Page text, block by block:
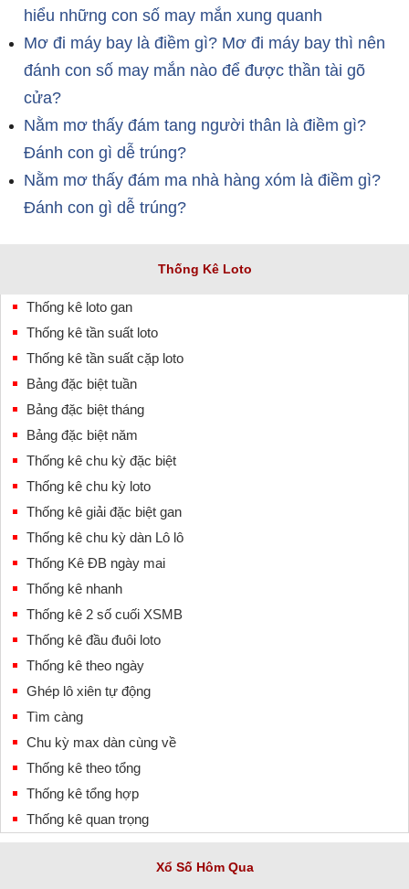
hiểu những con số may mắn xung quanh
Mơ đi máy bay là điềm gì? Mơ đi máy bay thì nên
đánh con số may mắn nào để được thần tài gõ
cửa?
Nằm mơ thấy đám tang người thân là điềm gì?
Đánh con gì dễ trúng?
Nằm mơ thấy đám ma nhà hàng xóm là điềm gì?
Đánh con gì dễ trúng?
Thống Kê Loto
Thống kê loto gan
Thống kê tần suất loto
Thống kê tần suất cặp loto
Bảng đặc biệt tuần
Bảng đặc biệt tháng
Bảng đặc biệt năm
Thống kê chu kỳ đặc biệt
Thống kê chu kỳ loto
Thống kê giải đặc biệt gan
Thống kê chu kỳ dàn Lô lô
Thống Kê ĐB ngày mai
Thống kê nhanh
Thống kê 2 số cuối XSMB
Thống kê đầu đuôi loto
Thống kê theo ngày
Ghép lô xiên tự động
Tìm càng
Chu kỳ max dàn cùng về
Thống kê theo tổng
Thống kê tổng hợp
Thống kê quan trọng
Xổ Số Hôm Qua